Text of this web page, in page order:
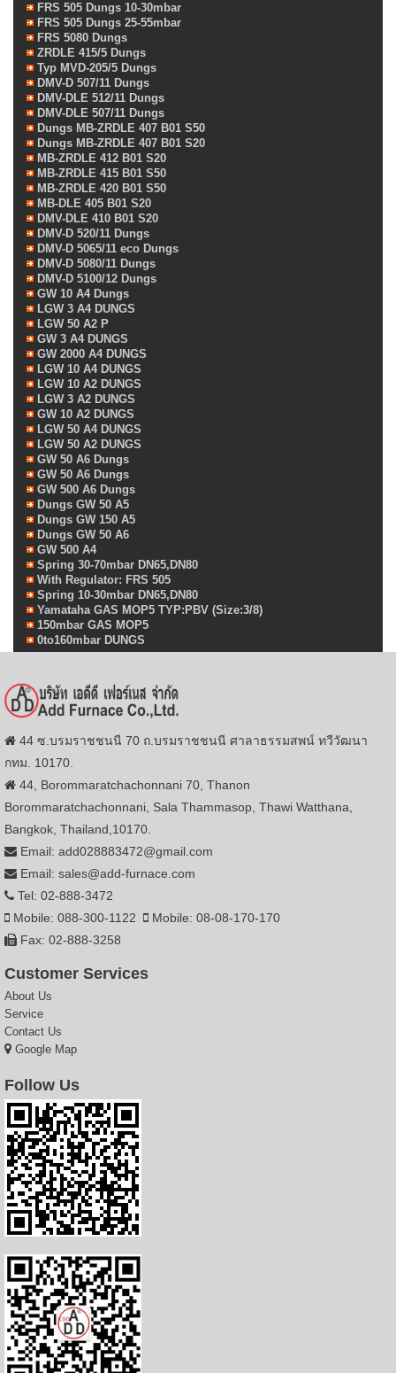
FRS 505 Dungs 10-30mbar
FRS 505 Dungs 25-55mbar
FRS 5080 Dungs
ZRDLE 415/5 Dungs
Typ MVD-205/5 Dungs
DMV-D 507/11 Dungs
DMV-DLE 512/11 Dungs
DMV-DLE 507/11 Dungs
Dungs MB-ZRDLE 407 B01 S50
Dungs MB-ZRDLE 407 B01 S20
MB-ZRDLE 412 B01 S20
MB-ZRDLE 415 B01 S50
MB-ZRDLE 420 B01 S50
MB-DLE 405 B01 S20
DMV-DLE 410 B01 S20
DMV-D 520/11 Dungs
DMV-D 5065/11 eco Dungs
DMV-D 5080/11 Dungs
DMV-D 5100/12 Dungs
GW 10 A4 Dungs
LGW 3 A4 DUNGS
LGW 50 A2 P
GW 3 A4 DUNGS
GW 2000 A4 DUNGS
LGW 10 A4 DUNGS
LGW 10 A2 DUNGS
LGW 3 A2 DUNGS
GW 10 A2 DUNGS
LGW 50 A4 DUNGS
LGW 50 A2 DUNGS
GW 50 A6 Dungs
GW 50 A6 Dungs
GW 500 A6 Dungs
Dungs GW 50 A5
Dungs GW 150 A5
Dungs GW 50 A6
GW 500 A4
Spring 30-70mbar DN65,DN80
With Regulator: FRS 505
Spring 10-30mbar DN65,DN80
Yamataha GAS MOP5 TYP:PBV (Size:3/8)
150mbar GAS MOP5
0to160mbar DUNGS
44 ซ.บรมราชชนนี 70 ถ.บรมราชชนนี ศาลาธรรมสพน์ ทวีวัฒนา
กทม. 10170.
44, Borommaratchachonnani 70, Thanon
Borommaratchachonnani, Sala Thammasop, Thawi Watthana,
Bangkok, Thailand,10170.
Email: add028883472@gmail.com
Email: sales@add-furnace.com
Tel: 02-888-3472
Mobile: 088-300-1122
Mobile: 08-08-170-170
Fax: 02-888-3258
Customer Services
About Us
Service
Contact Us
Google Map
Follow Us